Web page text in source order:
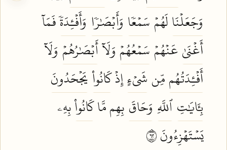
وَجَعَلۡنَالَهُمۡ سَمۡعٗا وَأَبۡصَٰرٗا وَأَفۡـِٔدَةٗفَمَآ
أَغۡنَىٰعَنۡهُمۡ سَمۡعُهُمۡ وَلَآأَبۡصَٰرُهُمۡ وَلَآ
أَفۡـِٔدَتُهُممِّن شَيۡءٍإِذۡكَانُواْيَجۡحَدُونَ
بِـَٔايَٰتِٱللَّهِ وَحَاقَ بِهِم مَّاكَانُواْبِهِۦ
يَسۡتَهۡزِءُونَ ٢٦